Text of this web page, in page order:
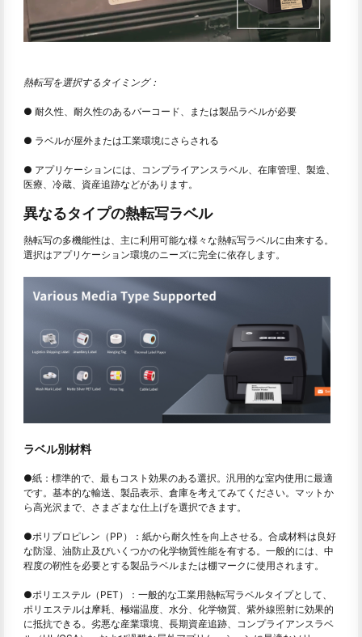
熱転写を選択するタイミング：
● 耐久性、耐久性のあるバーコード、または製品ラベルが必要
● ラベルが屋外または工業環境にさらされる
● アプリケーションには、コンプライアンスラベル、在庫管理、製造、
医療、冷蔵、資産追跡などがあります。
異なるタイプの熱転写ラベル
熱転写の多機能性は、主に利用可能な様々な熱転写ラベルに由来する。
選択はアプリケーション環境のニーズに完全に依存します。
ラベル別材料
●紙：標準的で、最もコスト効果のある選択。汎用的な室内使用に最適
です。基本的な輸送、製品表示、倉庫を考えてみてください。マットか
ら高光沢まで、さまざまな仕上げを選択できます。
●ポリプロピレン（PP）：紙から耐久性を向上させる。合成材料は良好
な防湿、油防止及びいくつかの化学物質性能を有する。一般的には、中
程度の靭性を必要とする製品ラベルまたは棚マークに使用されます。
●ポリエステル（PET）：一般的な工業用熱転写ラベルタイプとして、
ポリエステルは摩耗、極端温度、水分、化学物質、紫外線照射に効果的
に抵抗できる。劣悪な産業環境、長期資産追跡、コンプライアンスラベ